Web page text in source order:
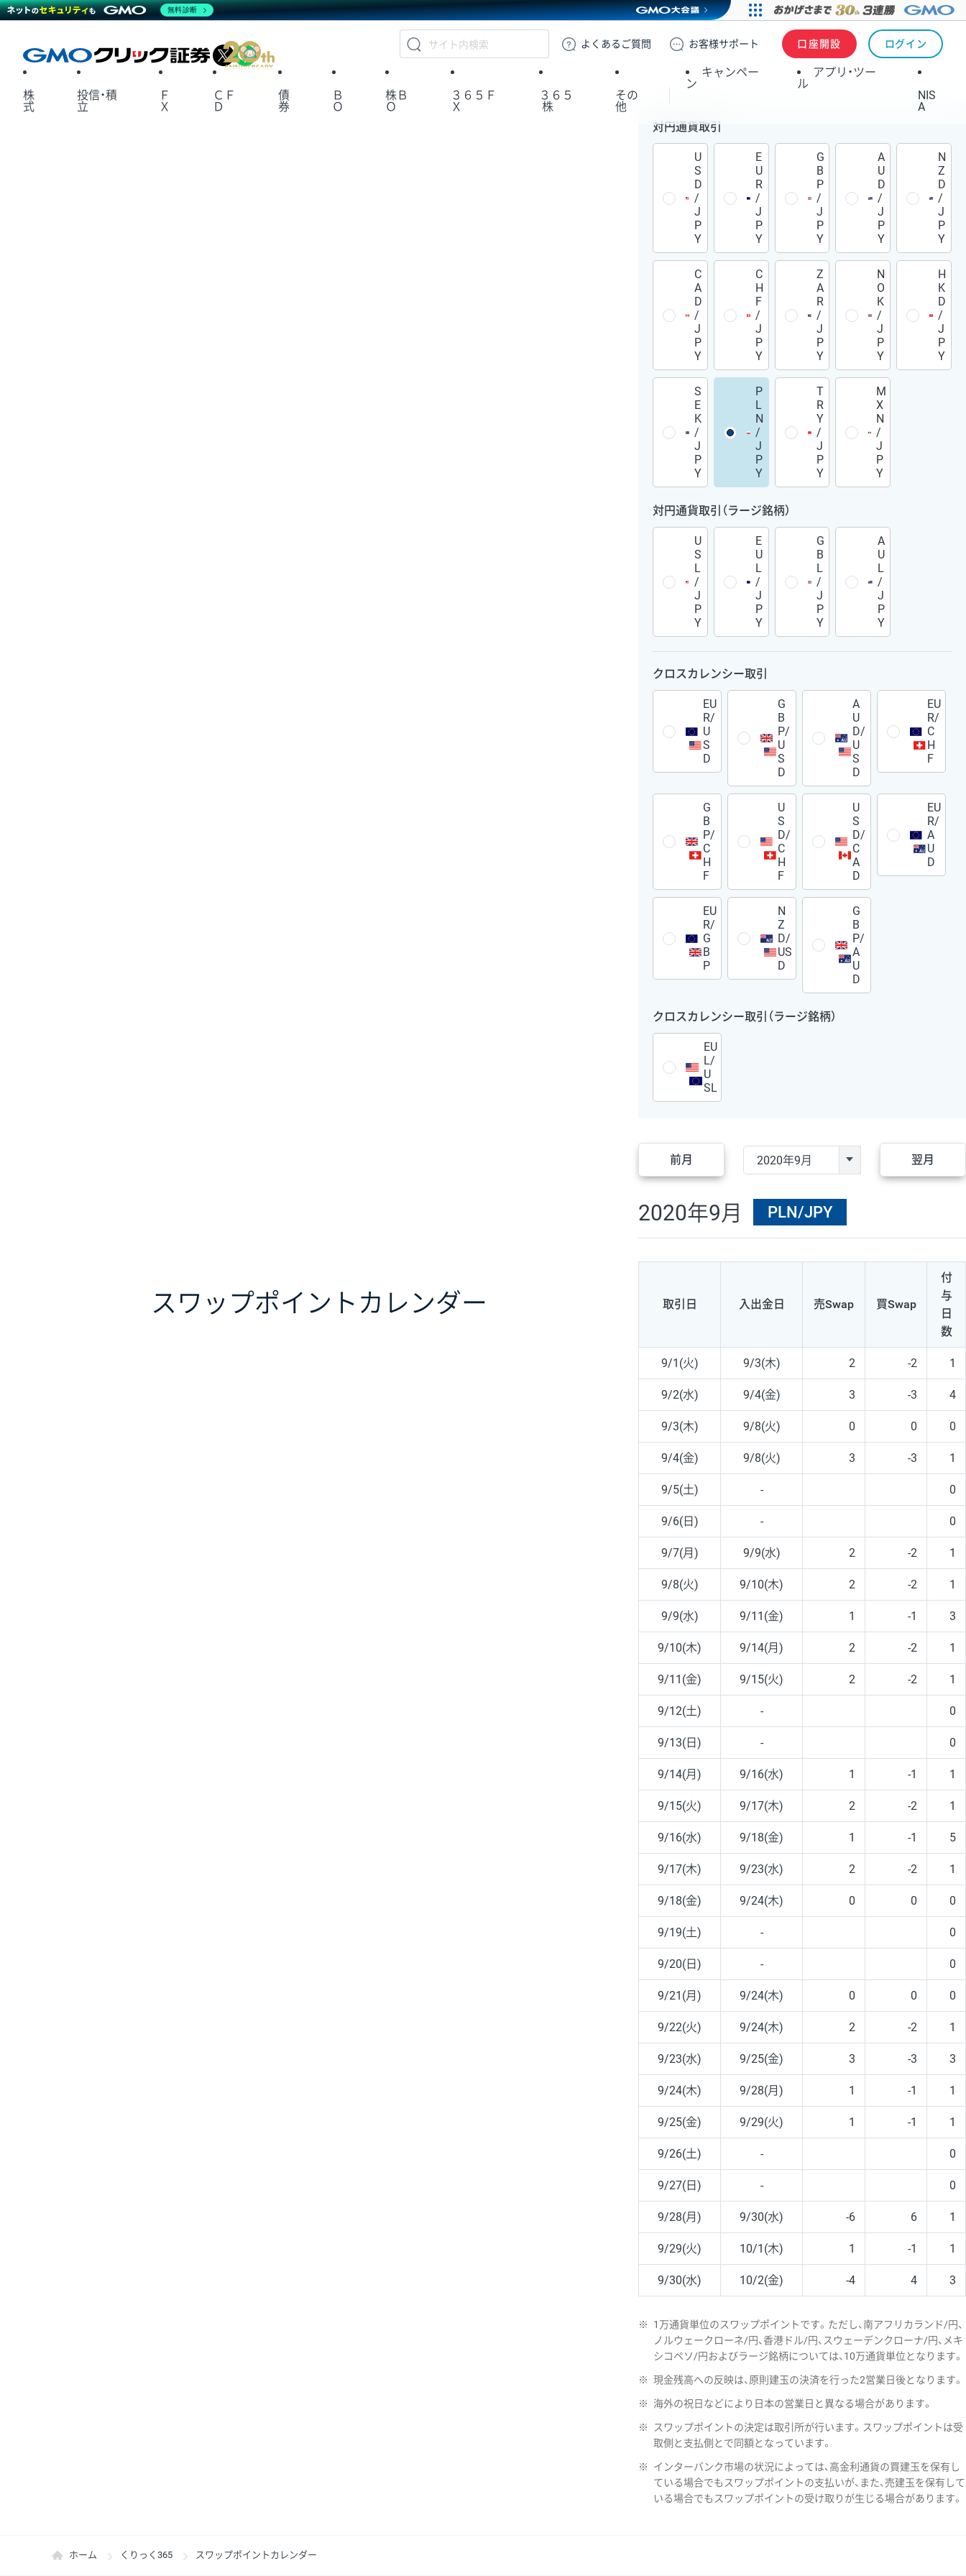
GMOクリック証券
よくある ご質問 お客様サポート 口座開設 ログイン
X
株
式
投信・積
立
Ｆ
Ｘ
ＣＦ
Ｄ
債
券
Ｂ
Ｏ
株Ｂ
Ｏ
３６５Ｆ
Ｘ
３６５
株
その
他
キャンペー
ン
アプリ・ツー
ル
NIS
A
スワップポイント カレンダー
対円通貨取引
U
S
D
/
J
P
Y
E
U
R
/
J
P
Y
G
B
P
/
J
P
Y
A
U
D
/
J
P
Y
N
Z
D
/
J
P
Y
C
A
D
/
J
P
Y
C
H
F
/
J
P
Y
Z
A
R
/
J
P
Y
N
O
K
/
J
P
Y
H
K
D
/
J
P
Y
S
E
K
/
J
P
Y
P
L
N
/
J
P
Y
T
R
Y
/
J
P
Y
M
X
N
/
J
P
Y
対円通貨取引（ラージ銘柄）
U
S
L
/
J
P
Y
E
U
L
/
J
P
Y
G
B
L
/
J
P
Y
A
U
L
/
J
P
Y
クロスカレンシー取引
EU
R/
U
S
D
G
B
P/
U
S
D
A
U
D/
U
S
D
EU
R/
C
H
F
G
B
P/
C
H
F
U
S
D/
C
H
F
U
S
D/
C
A
D
EU
R/
A
U
D
EU
R/
G
B
P
N
Z
D/
US
D
G
B
P/
A
U
D
クロスカレンシー取引（ラージ銘柄）
EU
L/
U
SL
前月 翌月
2020年9月 PLN/JPY
取引日 入出金日 売Swap 買Swap
付
与
日
数
9/1(火) 9/3(木) 2 -2 1
9/2(水) 9/4(金) 3 -3 4
9/3(木) 9/8(火) 0 0 0
9/4(金) 9/8(火) 3 -3 1
9/5(土) - 0
9/6(日) - 0
9/7(月) 9/9(水) 2 -2 1
9/8(火) 9/10(木) 2 -2 1
9/9(水) 9/11(金) 1 -1 3
9/10(木) 9/14(月) 2 -2 1
9/11(金) 9/15(火) 2 -2 1
9/12(土) - 0
9/13(日) - 0
9/14(月) 9/16(水) 1 -1 1
9/15(火) 9/17(木) 2 -2 1
9/16(水) 9/18(金) 1 -1 5
9/17(木) 9/23(水) 2 -2 1
9/18(金) 9/24(木) 0 0 0
9/19(土) - 0
9/20(日) - 0
9/21(月) 9/24(木) 0 0 0
9/22(火) 9/24(木) 2 -2 1
9/23(水) 9/25(金) 3 -3 3
9/24(木) 9/28(月) 1 -1 1
9/25(金) 9/29(火) 1 -1 1
9/26(土) - 0
9/27(日) - 0
9/28(月) 9/30(水) -6 6 1
9/29(火) 10/1(木) 1 -1 1
9/30(水) 10/2(金) -4 4 3
※
1万通貨単位のスワップポイントです。ただし、南アフリカランド/円、
ノルウェークローネ/円、香港ドル/円、スウェーデンクローナ/円、メキ
シコペソ/円およびラージ銘柄については、10万通貨単位となります。
※ 現金残高への反映は、原則建玉の決済を行った2営業日後となります。
※ 海外の祝日などにより日本の営業日と異なる場合があります。
※
スワップポイントの決定は取引所が行います。スワップポイントは受
取側と支払側とで同額となっています。
※
インターバンク市場の状況によっては、高金利通貨の買建玉を保有し
ている場合でもスワップポイントの支払いが、また、売建玉を保有して
いる場合でもスワップポイントの受け取りが生じる場合があります。
ホーム くりっく365 スワップポイントカレンダー
無料診断